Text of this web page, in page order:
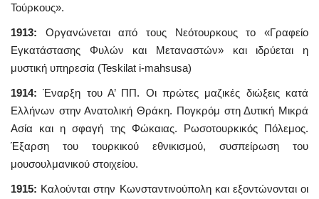
Τούρκους».
1913: Οργανώνεται από τους Νεότουρκους το «Γραφείο
Εγκατάστασης Φυλών και Μεταναστών» και ιδρύεται η
μυστική υπηρεσία (Teskilat i-mahsusa)
1914: Έναρξη του Α’ ΠΠ. Οι πρώτες μαζικές διώξεις κατά
Ελλήνων στην Ανατολική Θράκη. Πογκρόμ στη Δυτική Μικρά
Ασία και η σφαγή της Φώκαιας. Ρωσοτουρκικός Πόλεμος.
Έξαρση του τουρκικού εθνικισμού, συσπείρωση του
μουσουλμανικού στοιχείου.
1915: Καλούνται στην Κωνσταντινούπολη και εξοντώνονται οι